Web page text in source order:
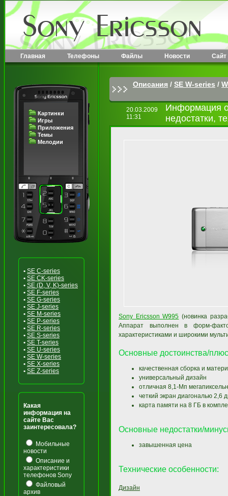
Главная Телефоны Файлы Новости Сайт
Картинки
Игры
Приложения
Темы
Мелодии
• SE C-series
• SE CK-series
• SE (D, V, K)-series
• SE F-series
• SE G-series
• SE J-series
• SE M-series
• SE P-series
• SE R-series
• SE S-series
• SE T-series
• SE U-series
• SE W-series
• SE X-series
• SE Z-series
Какая
информация на
сайте Вас
заинтересовала?
Мобильные
новости
Описание и
характеристики
телефонов Sony
Файловый
архив
Описания / SE W-series /
20.03.2009
11:31
Информация
недостатки,
Sony Ericsson W995 (новинка
Аппарат выполнен в форм-
характеристиками и широкими
Основные достоинства/
качественная сборка и
универсальный дизайн
отличная 8,1-Мп
четкий экран диагональю 2,6
карта памяти на 8 ГБ в
Основные недостатки/
завышенная цена
Технические особенности:
Дизайн